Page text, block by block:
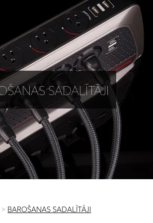
SADALĪTĀJI
> BAROŠANAS SADALĪTĀJI